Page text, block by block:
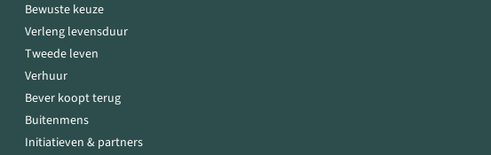
Bewuste keuze
Verleng levensduur
Tweede leven
Verhuur
Bever koopt terug
Buitenmens
Initiatieven & partners